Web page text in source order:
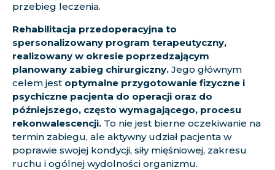
przebieg leczenia.
Rehabilitacja przedoperacyjna to
spersonalizowany program terapeutyczny,
realizowany w okresie poprzedzającym
planowany zabieg chirurgiczny. Jego głównym
celem jest optymalne przygotowanie fizyczne i
psychiczne pacjenta do operacji oraz do
późniejszego, często wymagającego, procesu
rekonwalescencji. To nie jest bierne oczekiwanie na
termin zabiegu, ale aktywny udział pacjenta w
poprawie swojej kondycji, siły mięśniowej, zakresu
ruchu i ogólnej wydolności organizmu.